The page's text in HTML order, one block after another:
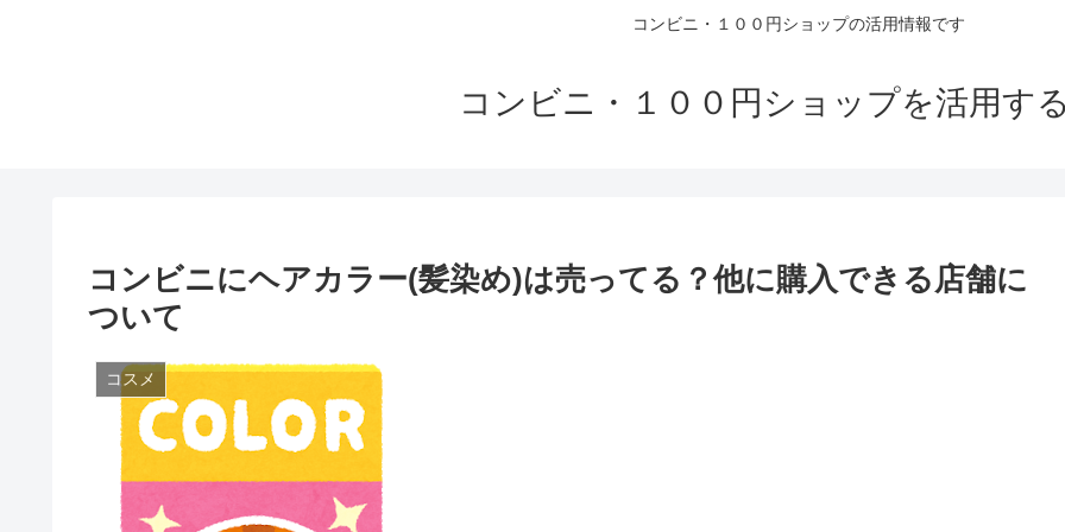
コンビニ・１００円ショップの活用情報です
コンビニ・１００円ショップを活用す
コンビニにヘアカラー(髪染め)は売ってる？他に購入できる店舗に
ついて
コスメ